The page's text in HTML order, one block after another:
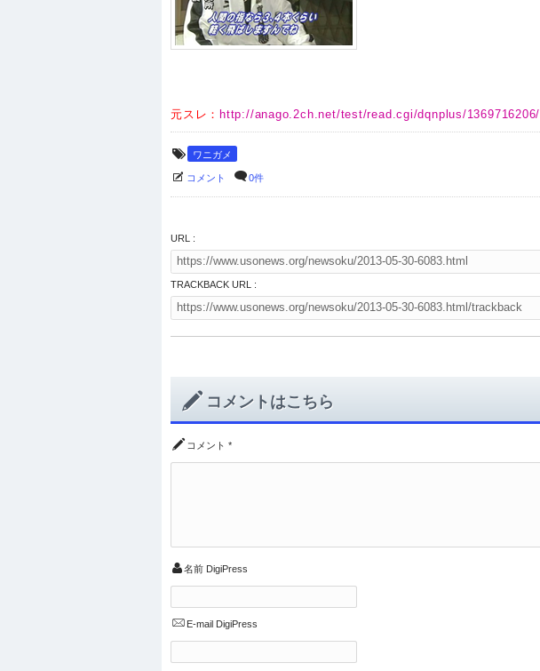
元スレ： http://anago.2ch.net/test/read.cgi/dqnplus/1369716206/
ワニガメ
コメント 0件
URL :
TRACKBACK URL :
コメントはこちら
コメント *
名前 DigiPress
E-mail DigiPress